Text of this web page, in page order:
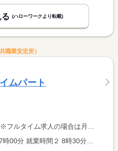
(ハローワークより転載)
職業安定所）
ムパート
換算額）、パート求人の場合は時間額を表示しています。
就業時間１ 8時00分〜17時00分 就業時間２ 8時30分〜17時30分 就業時間に関する特記事項 （１）（２）選択可 <BR> 始業時間、相談可